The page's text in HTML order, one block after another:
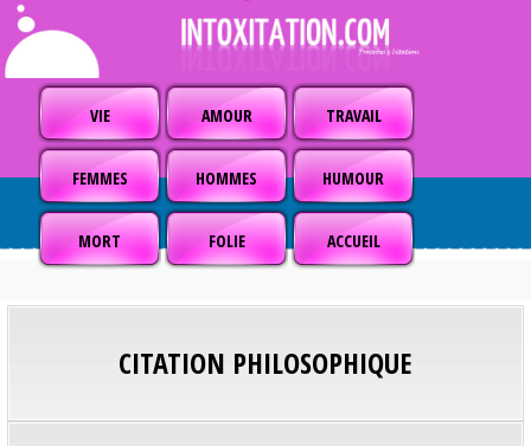
VIE AMOUR TRAVAIL
FEMMES HOMMES HUMOUR
MORT FOLIE ACCUEIL
CITATION PHILOSOPHIQUE